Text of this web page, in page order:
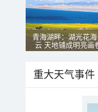
青海湖畔：湖光花
云 天地铺成明亮画
重大天气事件